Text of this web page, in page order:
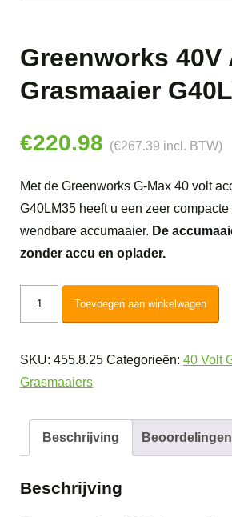
Greenworks 40V
Grasmaaier
€220.98 (€267.39 incl. BTW)
Met de Greenworks G-Max 40 volt
G40LM35 heeft u een zeer compacte
wendbare accumaaier. De
zonder accu en oplader.
Grasmaaier
G40LM35
Toevoegen aan winkelwagen
SKU: 455.8.25 Categorieën: 40 Volt
Grasmaaiers
Beschrijving
Beschrijving